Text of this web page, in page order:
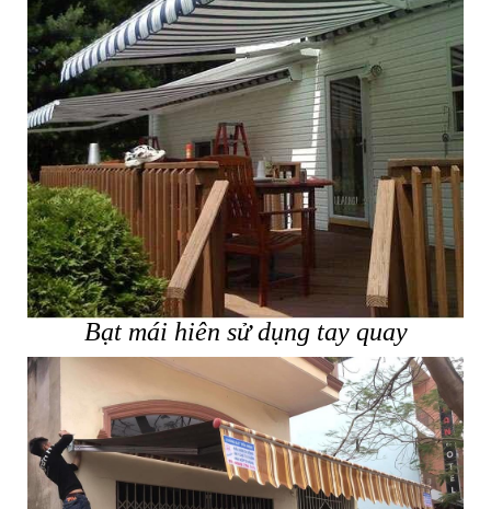
Bạt mái hiên sử dụng tay quay